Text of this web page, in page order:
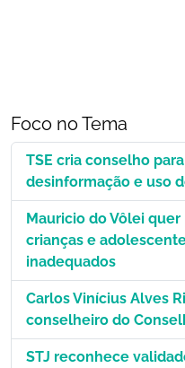
Foco no Tema
TSE cria conselho
desinformação e uso
Mauricio do Vôlei
crianças e
inadequados
Carlos Vinícius Alves
conselheiro do
STJ reconhece